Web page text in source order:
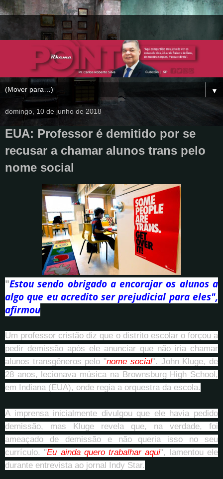
▼
domingo, 10 de junho de 2018
EUA: Professor é demitido por se
recusar a chamar alunos trans pelo
nome social
"Estou sendo obrigado a encorajar os alunos a
algo que eu acredito ser prejudicial para eles",
afirmou
Um professor cristão diz que o distrito escolar o forçou a
pedir demissão após ele anunciar que não iria chamar
alunos transgêneros pelo "nome social". John Kluge, de
28 anos, lecionava música na Brownsburg High School,
em Indiana (EUA), onde regia a orquestra da escola.
A imprensa inicialmente divulgou que ele havia pedido
demissão, mas Kluge revela que, na verdade, foi
ameaçado de demissão e não queria isso no seu
currículo. "Eu ainda quero trabalhar aqui", lamentou ele
durante entrevista ao jornal Indy Star.